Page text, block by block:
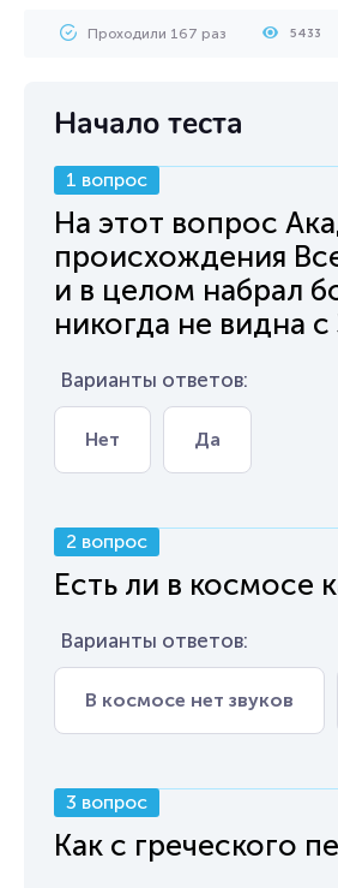
Проходили 167 раз 5433
Начало теста
1 вопрос
На этот вопрос
происхождения
и в целом набрал
никогда не видна
Варианты ответов:
Нет Да
2 вопрос
Есть ли в космосе
Варианты ответов:
В космосе нет звуков
3 вопрос
Как с греческого